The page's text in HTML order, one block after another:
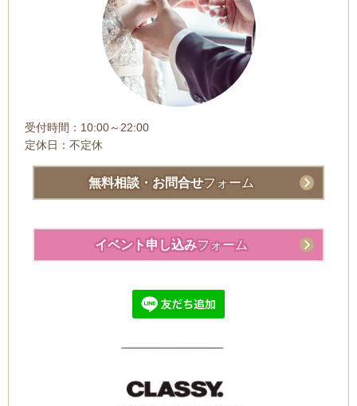
受付時間：10:00～22:00
定休日：不定休
無料相談・お問合せフォーム
イベント申し込みフォーム